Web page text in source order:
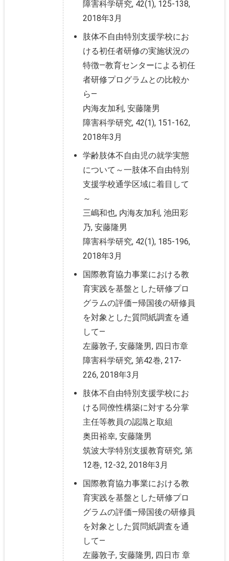
障害科学研究, 42(1), 125-138,
2018年3月
肢体不自由特別支援学校にお
ける初任者研修の実施状況の
特徴―教育センターによる初任
者研修プログラムとの比較か
ら―
内海友加利, 安藤隆男
障害科学研究, 42(1), 151-162,
2018年3月
学齢肢体不自由児の就学実態
について～一肢体不自由特別
支援学校通学区域に着目して
～
三嶋和也, 内海友加利, 池田彩
乃, 安藤隆男
障害科学研究, 42(1), 185-196,
2018年3月
国際教育協力事業における教
育実践を基盤とした研修プロ
グラムの評価―帰国後の研修員
を対象とした質問紙調査を通
して―
左藤敦子, 安藤隆男, 四日市章
障害科学研究, 第42巻, 217-
226, 2018年3月
肢体不自由特別支援学校にお
ける同僚性構築に対する分掌
主任等教員の認識と取組
奥田裕幸, 安藤隆男
筑波大学特別支援教育研究, 第
12巻, 12-32, 2018年3月
国際教育協力事業における教
育実践を基盤とした研修プロ
グラムの評価―帰国後の研修員
を対象とした質問紙調査を通
して―
左藤敦子, 安藤隆男, 四日市 章